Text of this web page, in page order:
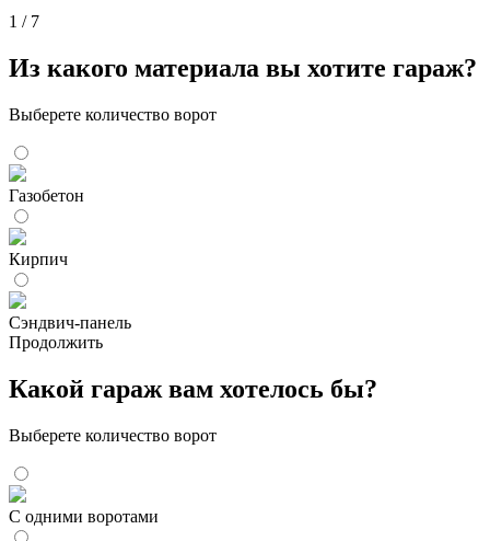
1 / 7
Из какого материала вы хотите гараж?
Выберете количество ворот
Газобетон
Кирпич
Сэндвич-панель
Продолжить
Какой гараж вам хотелось бы?
Выберете количество ворот
С одними воротами